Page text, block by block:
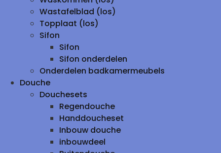
Wastafelblad (los)
Topplaat (los)
Sifon
Sifon
Sifon onderdelen
Onderdelen badkamermeubels
Douche
Douchesets
Regendouche
Handdoucheset
Inbouw douche
inbouwdeel